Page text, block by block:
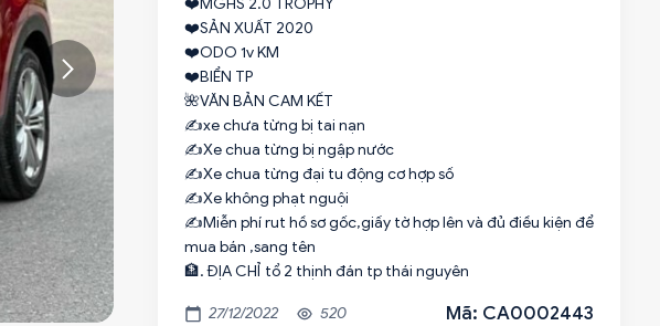
❤️MGHS 2.0 TROPHY
❤️SẢN XUẤT 2020
❤️ODO 1v KM
❤️BIỂN TP
🌺VĂN BẢN CAM KẾT
✍️xe chưa từng bị tai nạn
✍️Xe chua từng bị ngập nước
✍️Xe chua từng đại tu động cơ hợp số
✍️Xe không phạt nguội
✍️Miễn phí rut hồ sơ gốc,giấy tờ hợp lên và đủ điều kiện để
mua bán ,sang tên
🏦. ĐỊA CHỈ tổ 2 thịnh đán tp thái nguyên
27/12/2022 520 Mã: CA0002443